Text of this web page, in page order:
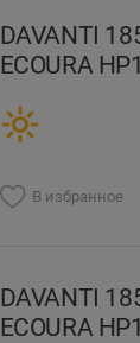
DAVANTI
ECOURA
В избранное
DAVANTI
ECOURA